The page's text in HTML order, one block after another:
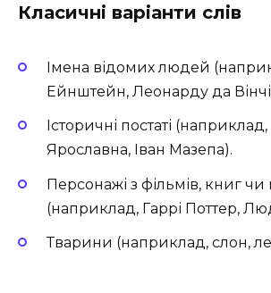
Класичні варіанти слів
Імена відомих людей
Ейнштейн, Леонарду да
Історичні постаті
Ярославна, Іван Мазепа).
Персонажі з фільмів, книг чи
(наприклад, Гаррі Поттер,
Тварини (наприклад, слон,